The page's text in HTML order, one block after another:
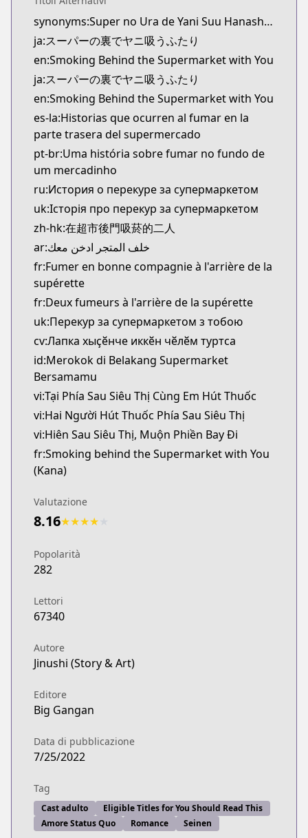
Official Raw
https://www.manga-up.com/titles/1026/
Kitsu
Kitsu
https://kitsu.app/manga/64430
MangaUpdates
MangaUpdates
https://www.mangaupdates.com/
Book☆Walker
Book☆Walker
https://bookwalker.jp/series/367184/list
Official English
Official English
https://global.manga-up.com/manga/261
synonyms:Super no Ura de Yani Suu Hanashi,A Story About Smoking at the Back of the Supermarket,YaniSuu
ja:スーパーの裏でヤニ吸うふたり
en:Smoking Behind the Supermarket with You
ja:スーパーの裏でヤニ吸うふたり
en:Smoking Behind the Supermarket with You
es-la:Historias que ocurren al fumar en la
parte trasera del supermercado
pt-br:Uma história sobre fumar no fundo de
um mercadinho
ru:История о перекуре за супермаркетом
uk:Історія про перекур за супермаркетом
zh-hk:在超市後門吸菸的二人
ar:خلف المتجر ادخن معك
fr:Fumer en bonne compagnie à l'arrière de la
supérette
fr:Deux fumeurs à l'arrière de la supérette
uk:Перекур за супермаркетом з тобою
cv:Лапка хыҫӗнче иккӗн чӗлӗм туртса
id:Merokok di Belakang Supermarket
Bersamamu
vi:Tại Phía Sau Siêu Thị Cùng Em Hút Thuốc
vi:Hai Người Hút Thuốc Phía Sau Siêu Thị
vi:Hiên Sau Siêu Thị, Muộn Phiền Bay Đi
fr:Smoking behind the Supermarket with You
(Kana)
Valutazione
8.16★★★★
Popolarità
282
Lettori
67340
Autore
Jinushi (Story & Art)
Editore
Big Gangan
Data di pubblicazione
7/25/2022
Tag
Cast adulto
Eligible Titles for You Should Read This
Amore Status Quo
Romance Seinen